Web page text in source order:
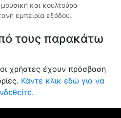
και κουλτούρα
εμπειρία εξόδου.
τους παρακάτω
χρήστες έχουν πρόσβαση
Κάντε κλικ εδώ για να